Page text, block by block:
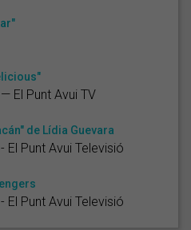
El Punt Avui TV
de Lídia Guevara
El Punt Avui Televisió
El Punt Avui Televisió